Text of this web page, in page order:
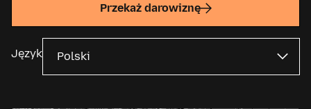
Przekaż darowiznę
Język